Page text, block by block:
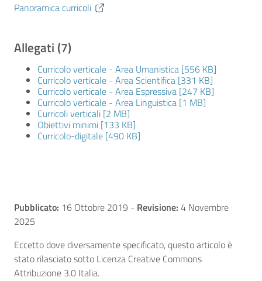
Panoramica curricoli
Allegati (7)
Curricolo verticale - Area Umanistica [556 KB]
Curricolo verticale - Area Scientifica [331 KB]
Curricolo verticale - Area Espressiva [247 KB]
Curricolo verticale - Area Linguistica [1 MB]
Curricoli verticali [2 MB]
Obiettivi minimi [133 KB]
Curricolo-digitale [490 KB]
Pubblicato: 16 Ottobre 2019 - Revisione: 4 Novembre
2025
Eccetto dove diversamente specificato, questo articolo è
stato rilasciato sotto Licenza Creative Commons
Attribuzione 3.0 Italia.